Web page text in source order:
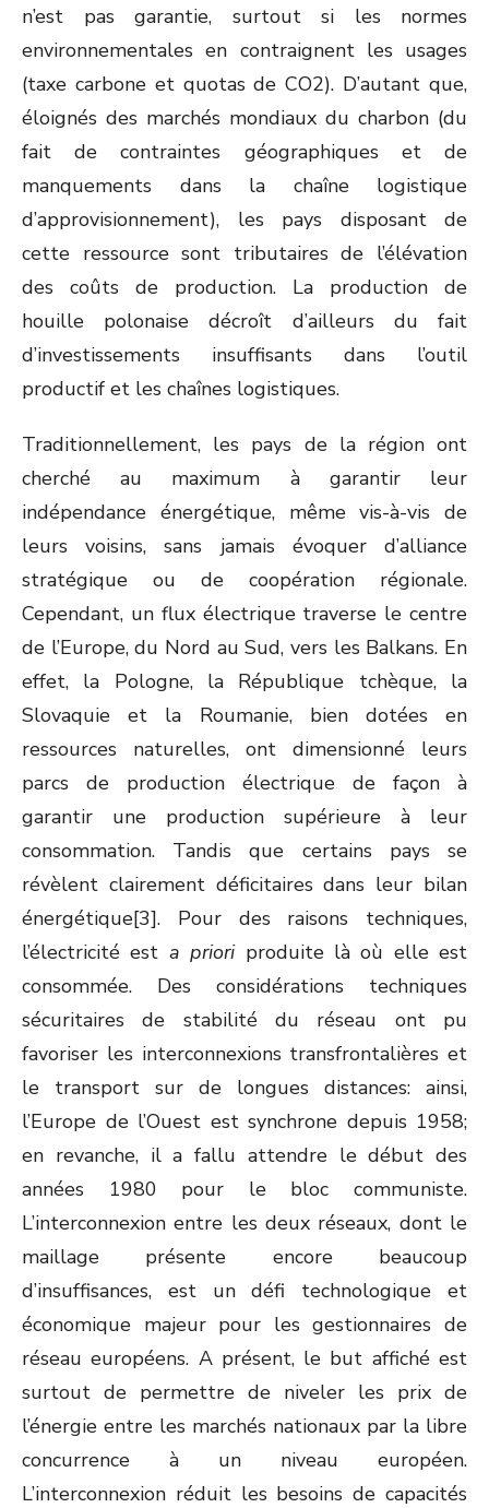
n’est pas garantie, surtout si les normes
environnementales en contraignent les usages
(taxe carbone et quotas de CO2). D’autant que,
éloignés des marchés mondiaux du charbon (du
fait de contraintes géographiques et de
manquements dans la chaîne logistique
d’approvisionnement), les pays disposant de
cette ressource sont tributaires de l’élévation
des coûts de production. La production de
houille polonaise décroît d’ailleurs du fait
d’investissements insuffisants dans l’outil
productif et les chaînes logistiques.
Traditionnellement, les pays de la région ont
cherché au maximum à garantir leur
indépendance énergétique, même vis-à-vis de
leurs voisins, sans jamais évoquer d’alliance
stratégique ou de coopération régionale.
Cependant, un flux électrique traverse le centre
de l’Europe, du Nord au Sud, vers les Balkans. En
effet, la Pologne, la République tchèque, la
Slovaquie et la Roumanie, bien dotées en
ressources naturelles, ont dimensionné leurs
parcs de production électrique de façon à
garantir une production supérieure à leur
consommation. Tandis que certains pays se
révèlent clairement déficitaires dans leur bilan
énergétique[3]. Pour des raisons techniques,
l’électricité est a prioriproduite là où elle est
consommée. Des considérations techniques
sécuritaires de stabilité du réseau ont pu
favoriser les interconnexions transfrontalières et
le transport sur de longues distances: ainsi,
l’Europe de l’Ouest est synchrone depuis 1958;
en revanche, il a fallu attendre le début des
années 1980 pour le bloc communiste.
L’interconnexion entre les deux réseaux, dont le
maillage présente encore beaucoup
d’insuffisances, est un défi technologique et
économique majeur pour les gestionnaires de
réseau européens. A présent, le but affiché est
surtout de permettre de niveler les prix de
l’énergie entre les marchés nationaux par la libre
concurrence à un niveau européen.
L’interconnexion réduit les besoins de capacités